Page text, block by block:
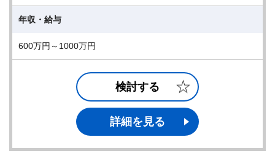
年収・給与
600万円～1000万円
検討する
詳細を見る